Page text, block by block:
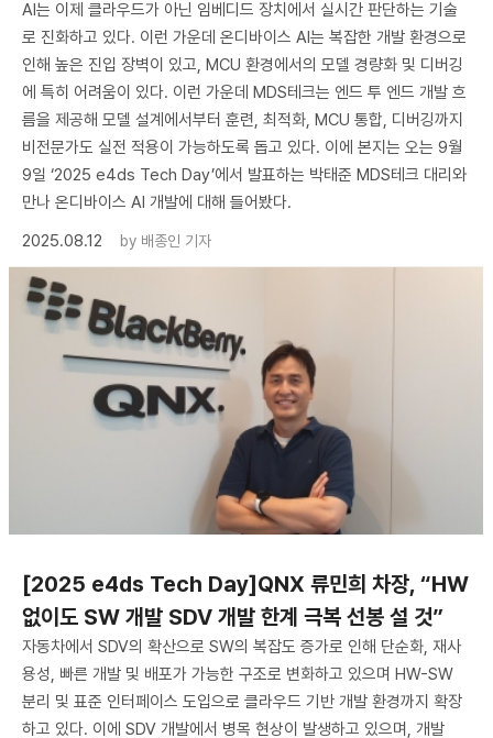
AI는 이제 클라우드가 아닌 임베디드 장치에서 실시간 판단하는 기술
로 진화하고 있다. 이런 가운데 온디바이스 AI는 복잡한 개발 환경으로
인해 높은 진입 장벽이 있고, MCU 환경에서의 모델 경량화 및 디버깅
에 특히 어려움이 있다. 이런 가운데 MDS테크는 엔드 투 엔드 개발 흐
름을 제공해 모델 설계에서부터 훈련, 최적화, MCU 통합, 디버깅까지
비전문가도 실전 적용이 가능하도록 돕고 있다. 이에 본지는 오는 9월
9일 ‘2025 e4ds Tech Day’에서 발표하는 박태준 MDS테크 대리와
만나 온디바이스 AI 개발에 대해 들어봤다.
2025.08.12
by 배종인 기자
[2025 e4ds Tech Day]QNX 류민희 차장, “HW
없이도 SW 개발 SDV 개발 한계 극복 선봉 설 것”
자동차에서 SDV의 확산으로 SW의 복잡도 증가로 인해 단순화, 재사
용성, 빠른 개발 및 배포가 가능한 구조로 변화하고 있으며 HW-SW
분리 및 표준 인터페이스 도입으로 클라우드 기반 개발 환경까지 확장
하고 있다. 이에 SDV 개발에서 병목 현상이 발생하고 있으며, 개발